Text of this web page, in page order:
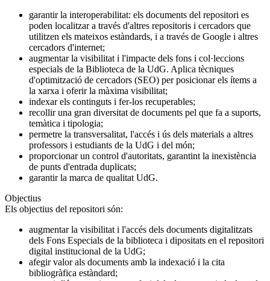
garantir la interoperabilitat: els documents del repositori es
poden localitzar a través d'altres repositoris i cercadors que
utilitzen els mateixos estàndards, i a través de Google i altres
cercadors d'internet;
augmentar la visibilitat i l'impacte dels fons i col·leccions
especials de la Biblioteca de la UdG. Aplica tècniques
d'optimització de cercadors (SEO) per posicionar els ítems a
la xarxa i oferir la màxima visibilitat;
indexar els continguts i fer-los recuperables;
recollir una gran diversitat de documents pel que fa a suports,
temàtica i tipologia;
permetre la transversalitat, l'accés i ús dels materials a altres
professors i estudiants de la UdG i del món;
proporcionar un control d'autoritats, garantint la inexistència
de punts d'entrada duplicats;
garantir la marca de qualitat UdG.
Objectius
Els objectius del repositori són:
augmentar la visibilitat i l'accés dels documents digitalitzats
dels Fons Especials de la biblioteca i dipositats en el repositori
digital institucional de la UdG;
afegir valor als documents amb la indexació i la cita
bibliogràfica estàndard;